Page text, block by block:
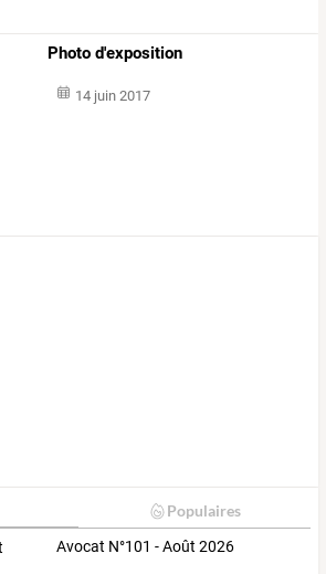
Photo d'exposition
14 juin 2017
Populaires
Avocat N°101 - Août 2026